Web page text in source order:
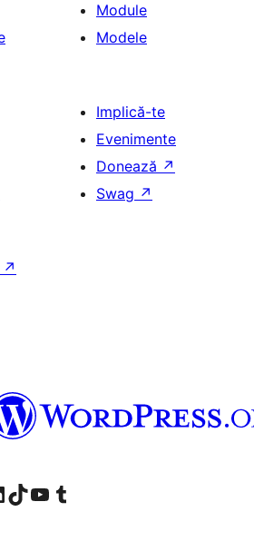
Module
Modele
Implică-te
Evenimente
Donează ↗
Swag ↗
↗
Facebook
pe Instagram
ne pe LinkedIn
Vizitează contul nostru TikTok
Vizitează canalul nostru YouTube
Vizitează contul nostru Tumblr